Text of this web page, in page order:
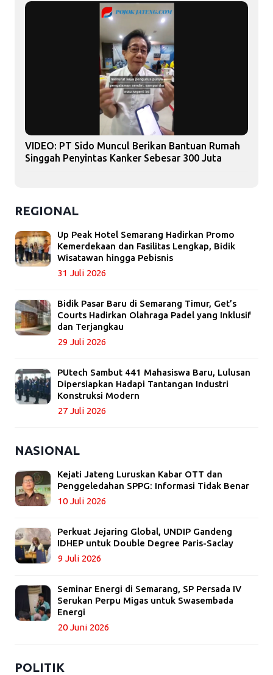
VIDEO: PT Sido Muncul Berikan Bantuan Rumah
Singgah Penyintas Kanker Sebesar 300 Juta
REGIONAL
Up Peak Hotel Semarang Hadirkan Promo
Kemerdekaan dan Fasilitas Lengkap, Bidik
Wisatawan hingga Pebisnis
31 Juli 2026
Bidik Pasar Baru di Semarang Timur, Get’s
Courts Hadirkan Olahraga Padel yang Inklusif
dan Terjangkau
29 Juli 2026
PUtech Sambut 441 Mahasiswa Baru, Lulusan
Dipersiapkan Hadapi Tantangan Industri
Konstruksi Modern
27 Juli 2026
NASIONAL
Kejati Jateng Luruskan Kabar OTT dan
Penggeledahan SPPG: Informasi Tidak Benar
10 Juli 2026
Perkuat Jejaring Global, UNDIP Gandeng
IDHEP untuk Double Degree Paris-Saclay
9 Juli 2026
Seminar Energi di Semarang, SP Persada IV
Serukan Perpu Migas untuk Swasembada
Energi
20 Juni 2026
POLITIK